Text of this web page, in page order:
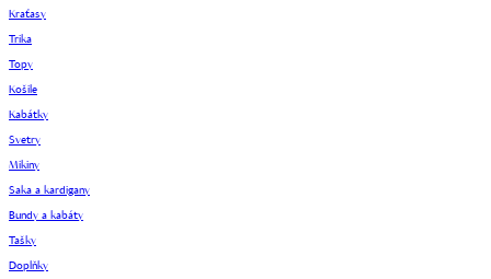
Kraťasy
Trika
Topy
Košile
Kabátky
Svetry
Mikiny
Saka a kardigany
Bundy a kabáty
Tašky
Doplňky